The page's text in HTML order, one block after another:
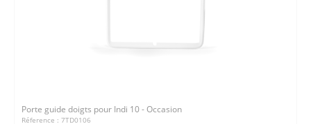
Porte guide doigts pour Indi 10 - Occasion
Réference : 7TD0106